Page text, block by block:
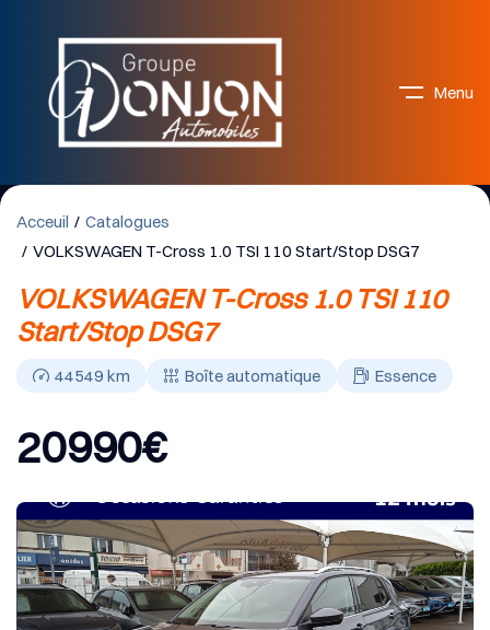
Menu
Acceuil
Catalogues
VOLKSWAGEN T-Cross 1.0 TSI 110 Start/Stop DSG7
VOLKSWAGEN T-Cross 1.0 TSI 110
Start/Stop DSG7
44549 km Boîte automatique Essence
20990€